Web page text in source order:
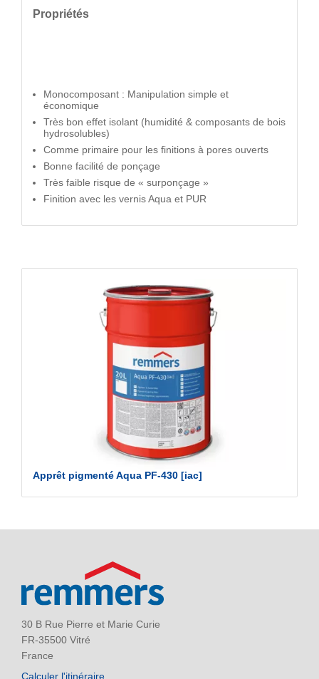
Propriétés
Monocomposant : Manipulation simple et
économique
Très bon effet isolant (humidité & composants de bois
hydrosolubles)
Comme primaire pour les finitions à pores ouverts
Bonne facilité de ponçage
Très faible risque de « surponçage »
Finition avec les vernis Aqua et PUR
Apprêt pigmenté Aqua PF-430 [iac]
30 B Rue Pierre et Marie Curie
FR-35500 Vitré
France
Calculer l'itinéraire